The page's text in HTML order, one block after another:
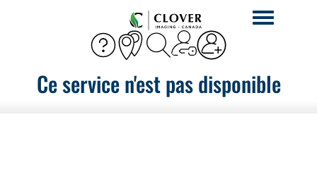
Activer
Ce service n'est pas disponible